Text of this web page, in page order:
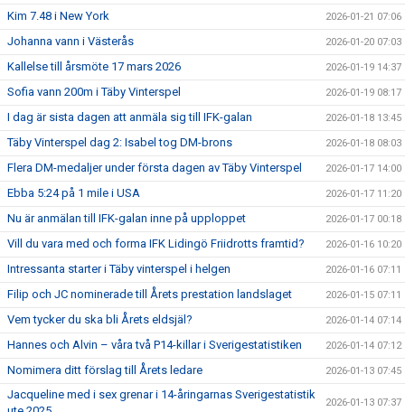
Kim 7.48 i New York 2026-01-21 07:06
Johanna vann i Västerås 2026-01-20 07:03
Kallelse till årsmöte 17 mars 2026 2026-01-19 14:37
Sofia vann 200m i Täby Vinterspel 2026-01-19 08:17
I dag är sista dagen att anmäla sig till IFK-galan 2026-01-18 13:45
Täby Vinterspel dag 2: Isabel tog DM-brons 2026-01-18 08:03
Flera DM-medaljer under första dagen av Täby Vinterspel 2026-01-17 14:00
Ebba 5:24 på 1 mile i USA 2026-01-17 11:20
Nu är anmälan till IFK-galan inne på upploppet 2026-01-17 00:18
Vill du vara med och forma IFK Lidingö Friidrotts framtid? 2026-01-16 10:20
Intressanta starter i Täby vinterspel i helgen 2026-01-16 07:11
Filip och JC nominerade till Årets prestation landslaget 2026-01-15 07:11
Vem tycker du ska bli Årets eldsjäl? 2026-01-14 07:14
Hannes och Alvin – våra två P14-killar i Sverigestatistiken 2026-01-14 07:12
Nomimera ditt förslag till Årets ledare 2026-01-13 07:45
Jacqueline med i sex grenar i 14-åringarnas Sverigestatistik
2026-01-13 07:37